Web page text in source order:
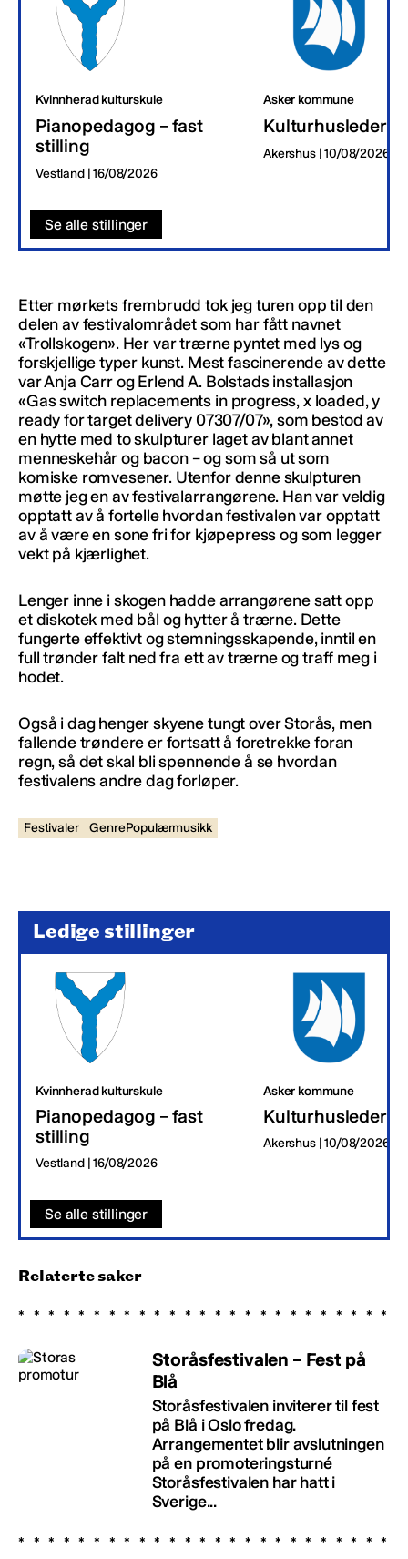
Kvinnherad kulturskule
Pianopedagog – fast
stilling
Vestland | 16/08/2026
Asker kommune
Kulturhusleder
Akershus | 10/08/2026
Se alle stillinger
Etter mørkets frembrudd tok jeg turen opp til den
delen av festivalområdet som har fått navnet
«Trollskogen». Her var trærne pyntet med lys og
forskjellige typer kunst. Mest fascinerende av dette
var Anja Carr og Erlend A. Bolstads installasjon
«Gas switch replacements in progress, x loaded, y
ready for target delivery 07307/07», som bestod av
en hytte med to skulpturer laget av blant annet
menneskehår og bacon – og som så ut som
komiske romvesener. Utenfor denne skulpturen
møtte jeg en av festivalarrangørene. Han var veldig
opptatt av å fortelle hvordan festivalen var opptatt
av å være en sone fri for kjøpepress og som legger
vekt på kjærlighet.
Lenger inne i skogen hadde arrangørene satt opp
et diskotek med bål og hytter å trærne. Dette
fungerte effektivt og stemningsskapende, inntil en
full trønder falt ned fra ett av trærne og traff meg i
hodet.
Også i dag henger skyene tungt over Storås, men
fallende trøndere er fortsatt å foretrekke foran
regn, så det skal bli spennende å se hvordan
festivalens andre dag forløper.
Festivaler GenrePopulærmusikk
Ledige stillinger
Kvinnherad kulturskule
Pianopedagog – fast
stilling
Vestland | 16/08/2026
Asker kommune
Kulturhusleder
Akershus | 10/08/2026
Se alle stillinger
Relaterte saker
Storåsfestivalen – Fest på
Blå
Storåsfestivalen inviterer til fest
på Blå i Oslo fredag.
Arrangementet blir avslutningen
på en promoteringsturné
Storåsfestivalen har hatt i
Sverige...